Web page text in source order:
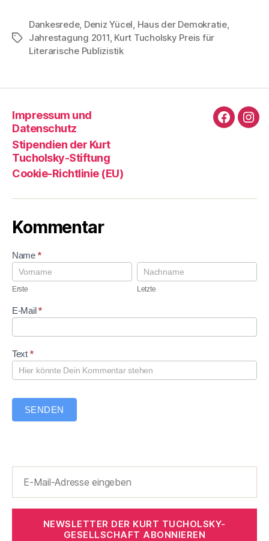
Schlagwörter
Dankesrede, Deniz Yücel Haus der Demokratie,
Jahrestagung 2011 Kurt Tucholsky Preis für
Literarische Publizistik
Impressum und
Datenschutz
Stipendien der Kurt
Tucholsky-Stiftung
Cookie-Richtlinie (EU)
Kommentar
K
o
m
n
t
Name *
E
r
s
e
Erste
L
e
t
e
Letzte
E-Mail*
Text *
SENDEN
NEWSLETTER DER KURT TUCHOLSKY-
GESELLSCHAFT ABONNIEREN